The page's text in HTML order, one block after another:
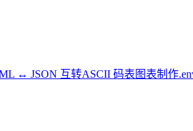
↔ JSON 互转ASCII 码表 图表制作